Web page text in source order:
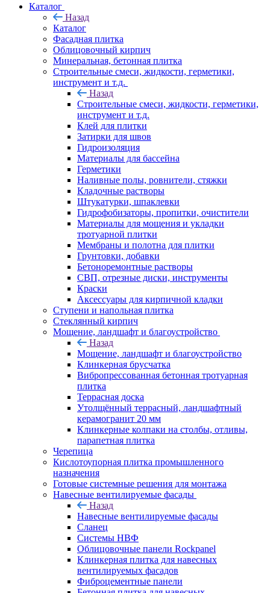
Каталог
Назад
Каталог
Фасадная плитка
Облицовочный кирпич
Минеральная, бетонная плитка
Строительные смеси, жидкости, герметики,
инструмент и т.д.
Назад
Строительные смеси, жидкости, герметики,
инструмент и т.д.
Клей для плитки
Затирки для швов
Гидроизоляция
Материалы для бассейна
Герметики
Наливные полы, ровнители, стяжки
Кладочные растворы
Штукатурки, шпаклевки
Гидрофобизаторы, пропитки, очистители
Материалы для мощения и укладки
тротуарной плитки
Мембраны и полотна для плитки
Грунтовки, добавки
Бетоноремонтные растворы
СВП, отрезные диски, инструменты
Краски
Аксессуары для кирпичной кладки
Ступени и напольная плитка
Cтеклянный кирпич
Мощение, ландшафт и благоустройство
Назад
Мощение, ландшафт и благоустройство
Клинкерная брусчатка
Вибропрессованная бетонная тротуарная
плитка
Террасная доска
Утолщённый террасный, ландшафтный
керамогранит 20 мм
Клинкерные колпаки на столбы, отливы,
парапетная плитка
Черепица
Кислотоупорная плитка промышленного
назначения
Готовые системные решения для монтажа
Навесные вентилируемые фасады
Назад
Навесные вентилируемые фасады
Сланец
Системы НВФ
Облицовочные панели Rockpanel
Клинкерная плитка для навесных
вентилируемых фасадов
Фиброцементные панели